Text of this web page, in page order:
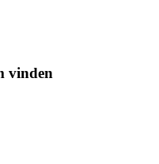
vinden